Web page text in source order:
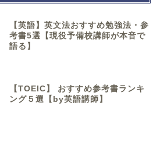
【英語】英文法おすすめ勉強法・参
考書5選【現役予備校講師が本音で
語る】
【TOEIC】 おすすめ参考書ランキ
ング５選【by英語講師】